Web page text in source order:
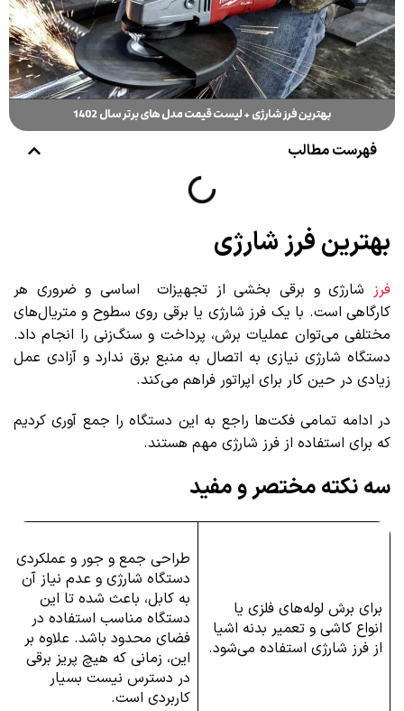
فهرست مطالب
بهترین فرز شارژی
فرز شارژی و برقی بخشی از تجهیزات اساسی و ضروری هر
کارگاهی است. با یک فرز شارژی یا برقی روی سطوح و متریال‌های
مختلفی می‌توان عملیات برش، پرداخت و سنگ‌زنی را انجام داد.
دستگاه شارژی نیازی به اتصال به منبع برق ندارد و آزادی عمل
زیادی در حین کار برای اپراتور فراهم می‌کند.
در ادامه تمامی فکت‌ها راجع به این دستگاه را جمع آوری کردیم
که برای استفاده از فرز شارژی مهم هستند.
سه نکته مختصر و مفید
برای برش لوله‌های فلزی یا
انواع کاشی‌ و تعمیر بدنه اشیا
از فرز شارژی استفاده می‌شود.
طراحی جمع و جور و عملکردی
دستگاه شارژی و عدم نیاز آن
به کابل، باعث شده تا این
دستگاه مناسب استفاده در
فضای محدود باشد. علاوه بر
این، زمانی که هیچ پریز برقی
در دسترس نیست بسیار
کاربردی است.